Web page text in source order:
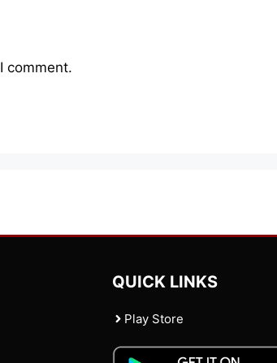
comment.
QUICK LINKS
Play Store